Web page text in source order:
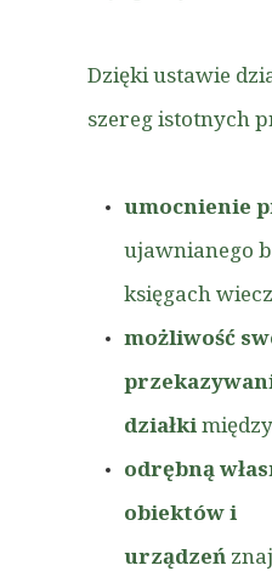
Dzięki ustawie
szereg istotnych
umocnienie
ujawnianego
księgach
możliwość
działki
odrębną
obiektów i
urządzeń